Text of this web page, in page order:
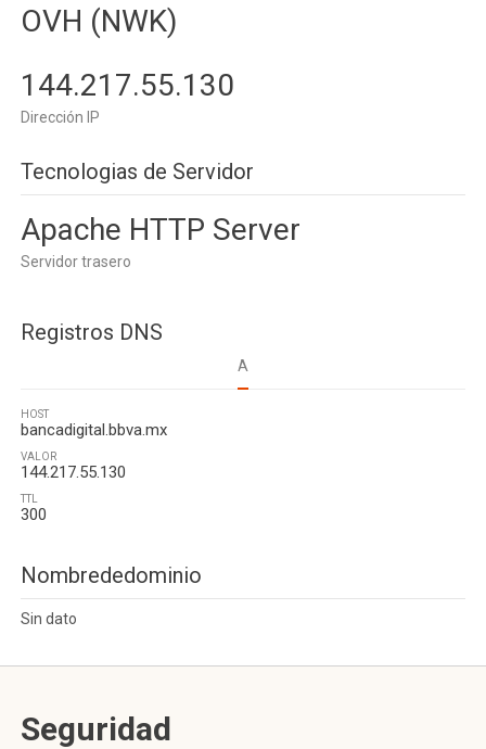
OVH (NWK)
144.217.55.130
Dirección IP
Tecnologias de Servidor
Apache HTTP Server
Servidor trasero
Registros DNS
A
HOST
bancadigital.bbva.mx
VALOR
144.217.55.130
TTL
300
Nombrededominio
Sin dato
Seguridad